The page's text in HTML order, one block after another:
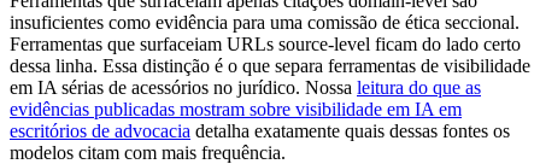
insuficientes como evidência para uma comissão de ética seccional.
Ferramentas que surfaceiam URLs source-level ficam do lado certo
dessa linha. Essa distinção é o que separa ferramentas de visibilidade
em IA sérias de acessórios no jurídico. Nossa leitura do que as
evidências publicadas mostram sobre visibilidade em IA em
escritórios de advocacia detalha exatamente quais dessas fontes os
modelos citam com mais frequência.